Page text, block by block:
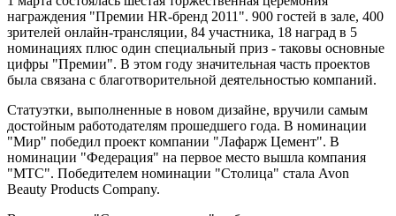
награждения "Премии HR-бренд 2011". 900 гостей в зале, 400
зрителей онлайн-трансляции, 84 участника, 18 наград в 5
номинациях плюс один специальный приз - таковы основные
цифры "Премии". В этом году значительная часть проектов
была связана с благотворительной деятельностью компаний.
Статуэтки, выполненные в новом дизайне, вручили самым
достойным работодателям прошедшего года. В номинации
"Мир" победил проект компании "Лафарж Цемент". В
номинации "Федерация" на первое место вышла компания
"МТС". Победителем номинации "Столица" стала Avon
Beauty Products Company.